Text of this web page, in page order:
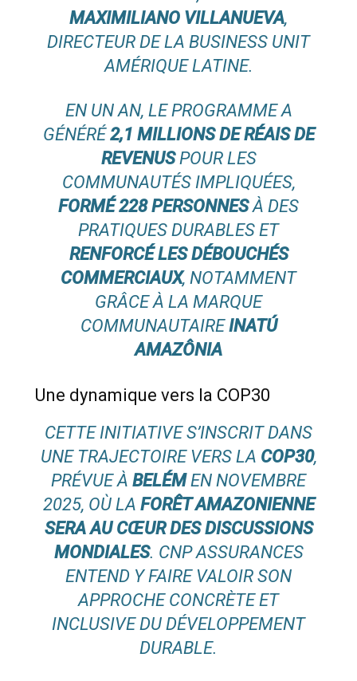
MAXIMILIANO VILLANUEVA,
DIRECTEUR DE LA BUSINESS UNIT
AMÉRIQUE LATINE.
EN UN AN, LE PROGRAMME A
GÉNÉRÉ2,1 MILLIONS DE RÉAIS DE
REVENUSPOUR LES
COMMUNAUTÉS IMPLIQUÉES,
FORMÉ 228 PERSONNESÀ DES
PRATIQUES DURABLES ET
RENFORCÉ LES DÉBOUCHÉS
COMMERCIAUX, NOTAMMENT
GRÂCE À LA MARQUE
COMMUNAUTAIREINATÚ
AMAZÔNIA
Une dynamique vers la COP30
CETTE INITIATIVE S’INSCRIT DANS
UNE TRAJECTOIRE VERS LA COP30,
PRÉVUE À BELÉMEN NOVEMBRE
2025, OÙ LA FORÊT AMAZONIENNE
SERA AU CŒUR DES DISCUSSIONS
MONDIALES. CNP ASSURANCES
ENTEND Y FAIRE VALOIR SON
APPROCHE CONCRÈTE ET
INCLUSIVE DU DÉVELOPPEMENT
DURABLE.